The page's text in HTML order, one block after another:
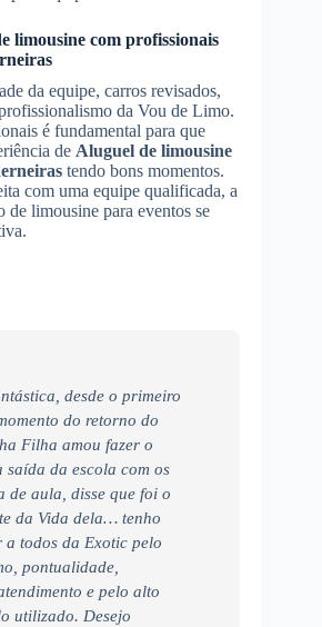
limousine com profissionais
da equipe, carros revisados,
da Vou de Limo.
é fundamental para que
de Aluguel de limousine
tendo bons momentos.
com uma equipe qualificada, a
de limousine para eventos se
desde o primeiro
do retorno do
Filha amou fazer o
saída da escola com os
de aula, disse que foi o
da Vida dela… tenho
a todos da Exotic pelo
pontualidade,
e pelo alto
utilizado. Desejo